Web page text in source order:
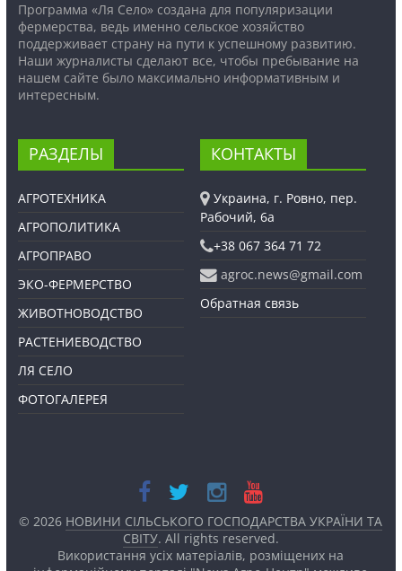
Программа «Ля Село» создана для популяризации
фермерства, ведь именно сельское хозяйство
поддерживает страну на пути к успешному развитию.
Наши журналисты сделают все, чтобы пребывание на
нашем сайте было максимально информативным и
интересным.
РАЗДЕЛЫ
АГРОТЕХНИКА
АГРОПОЛИТИКА
АГРОПРАВО
ЭКО-ФЕРМЕРСТВО
ЖИВОТНОВОДСТВО
РАСТЕНИЕВОДСТВО
ЛЯ СЕЛО
ФОТОГАЛЕРЕЯ
КОНТАКТЫ
Украина, г. Ровно, пер.
Рабочий, 6а
+38 067 364 71 72
agroc.news@gmail.com
Обратная связь
© 2026 НОВИНИ СІЛЬСЬКОГО ГОСПОДАРСТВА УКРАЇНИ ТА
СВІТУ. All rights reserved.
Використання усіх матеріалів, розміщених на